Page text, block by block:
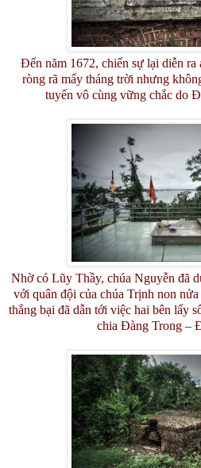
Đến năm 1672, chiến sự lại diễn ra
ròng rã mấy tháng trời nhưng
tuyến vô cùng vững chắc do
Nhờ có Lũy Thầy, chúa Nguyễn đã
với quân đội của chúa Trịnh non
thắng bại đã dẫn tới việc hai bên lấy
chia Đàng Trong –